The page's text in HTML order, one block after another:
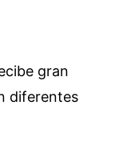
gran
diferentes